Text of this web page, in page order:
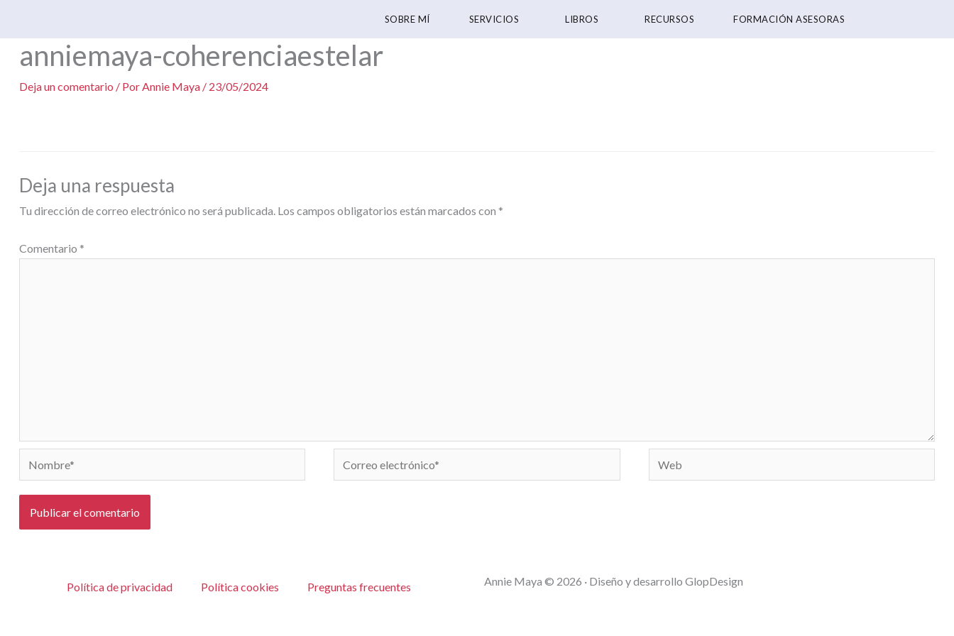
contenido
SOBRE MÍ SERVICIOS LIBROS RECURSOS FORMACIÓN ASESORAS
anniemaya-coherenciaestelar
Deja un comentario / PorAnnie Maya / 23/05/2024
Deja una respuesta
Tu dirección de correo electrónico no será publicada. Los campos obligatorios están marcados con *
Comentario *
Nombre*
Correo
electrónico*
Web
Política de privacidad Política cookies Preguntas frecuentes Annie Maya © 2026 · Diseño y desarrollo GlopDesign